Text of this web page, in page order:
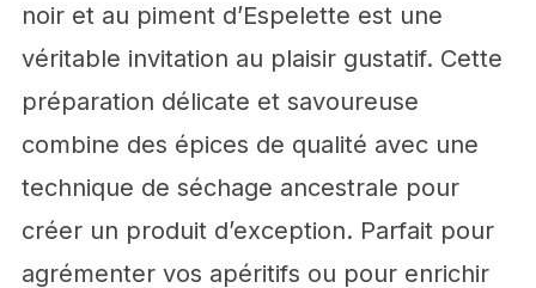
noir et au piment d’Espelette est une
véritable invitation au plaisir gustatif. Cette
préparation délicate et savoureuse
combine des épices de qualité avec une
technique de séchage ancestrale pour
créer un produit d’exception. Parfait pour
agrémenter vos apéritifs ou pour enrichir